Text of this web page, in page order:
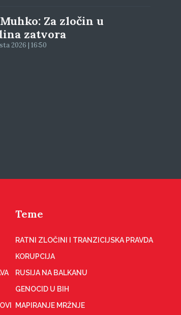
Za zločin u
zatvora
2026 | 16:50
Teme
RATNI ZLOČINI I TRANZICIJSKA PRAVDA
KORUPCIJA
RUSIJA NA BALKANU
GENOCID U BIH
MAPIRANJE MRŽNJE